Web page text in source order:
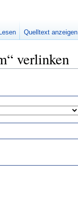
verlinken
Lesen Quelltext anzeigen